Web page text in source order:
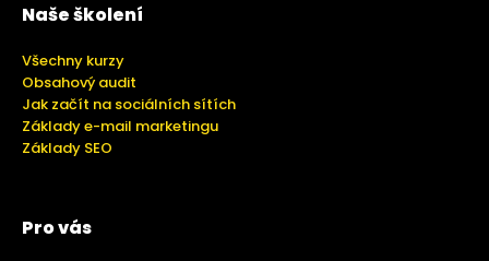
Naše školení
Všechny kurzy
Obsahový audit
Jak začít na sociálních sítích
Základy e-mail marketingu
Základy SEO
Pro vás